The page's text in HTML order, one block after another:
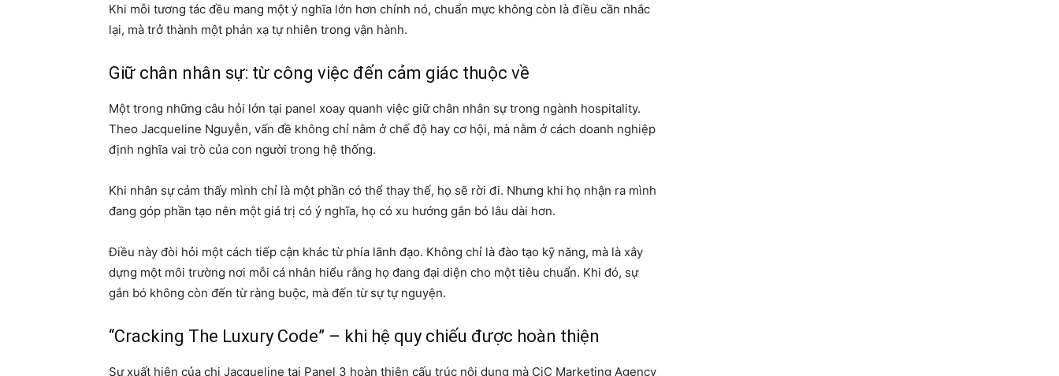
Khi mỗi tương tác đều mang một ý nghĩa lớn hơn chính nó, chuẩn mực không còn là điều cần nhắc
lại, mà trở thành một phản xạ tự nhiên trong vận hành.
Giữ chân nhân sự: từ công việc đến cảm giác thuộc về
Một trong những câu hỏi lớn tại panel xoay quanh việc giữ chân nhân sự trong ngành hospitality.
Theo Jacqueline Nguyễn, vấn đề không chỉ nằm ở chế độ hay cơ hội, mà nằm ở cách doanh nghiệp
định nghĩa vai trò của con người trong hệ thống.
Khi nhân sự cảm thấy mình chỉ là một phần có thể thay thế, họ sẽ rời đi. Nhưng khi họ nhận ra mình
đang góp phần tạo nên một giá trị có ý nghĩa, họ có xu hướng gắn bó lâu dài hơn.
Điều này đòi hỏi một cách tiếp cận khác từ phía lãnh đạo. Không chỉ là đào tạo kỹ năng, mà là xây
dựng một môi trường nơi mỗi cá nhân hiểu rằng họ đang đại diện cho một tiêu chuẩn. Khi đó, sự
gắn bó không còn đến từ ràng buộc, mà đến từ sự tự nguyện.
“Cracking The Luxury Code” – khi hệ quy chiếu được hoàn thiện
Sự xuất hiện của chị Jacqueline tại Panel 3 hoàn thiện cấu trúc nội dung mà CjC Marketing Agency